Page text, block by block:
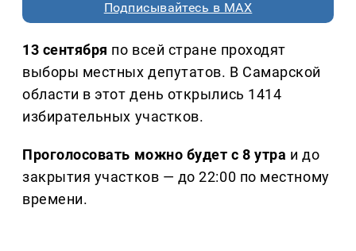
Подписывайтесь в MAX
13 сентября по всей стране проходят
выборы местных депутатов. В Самарской
области в этот день открылись 1414
избирательных участков.
Проголосовать можно будет с 8 утра и до
закрытия участков — до 22:00 по местному
времени.